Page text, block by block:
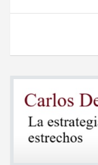
entradas